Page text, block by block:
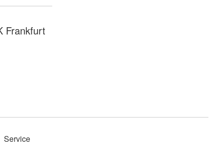
Frankfurt
Service